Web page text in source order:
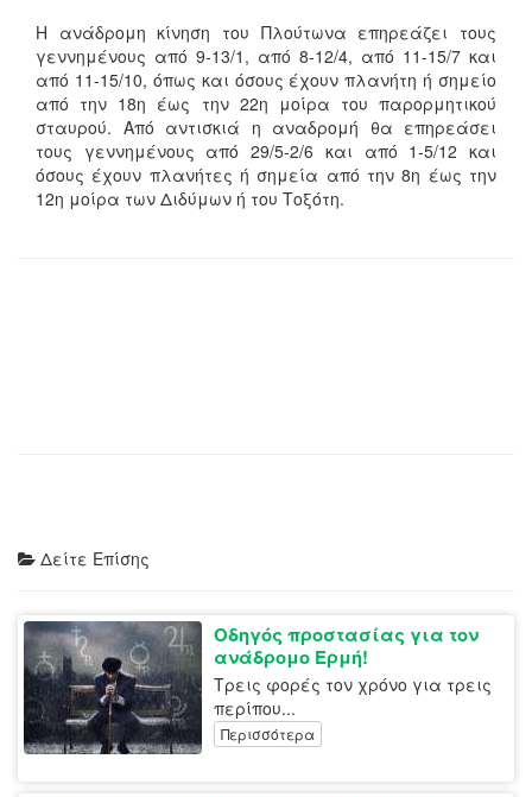
Η ανάδρομη κίνηση του Πλούτωνα επηρεάζει τους
γεννημένους από 9-13/1, από 8-12/4, από 11-15/7 και
από 11-15/10, όπως και όσους έχουν πλανήτη ή σημείο
από την 18η έως την 22η μοίρα του παρορμητικού
σταυρού. Από αντισκιά η αναδρομή θα επηρεάσει
τους γεννημένους από 29/5-2/6 και από 1-5/12 και
όσους έχουν πλανήτες ή σημεία από την 8η έως την
12η μοίρα των Διδύμων ή του Τοξότη.
Δείτε Επίσης
Οδηγός προστασίας για τον
ανάδρομο Ερμή!
Τρεις φορές τον χρόνο για τρεις
περίπου...
Περισσότερα